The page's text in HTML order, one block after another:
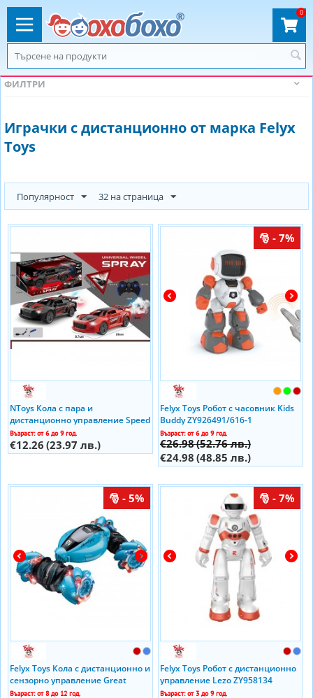
0
ФИЛТРИ
Играчки с дистанционно от марка Felyx
Toys
Популярност 32 на страница
NToys Кола с пара и
дистанционно управление Speed
Racer 7138544 Ibizo
Възраст: от 6 до 9 год.
€12.26 (23.97 лв.)
- 7%
Felyx Toys Робот с часовник Kids
Buddy ZY926491/616-1
Възраст: от 6 до 9 год.
€26.98(52.76 лв.)
€24.98 (48.85 лв.)
- 5%
Felyx Toys Кола с дистанционно и
сензорно управление Great
2105F924
Възраст: от 8 до 12 год.
- 7%
Felyx Toys Робот с дистанционно
управление Lezo ZY958134
Възраст: от 3 до 9 год.